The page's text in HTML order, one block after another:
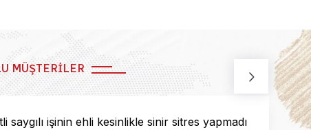
MÜŞTERILER
işinin ehli kesinlikle sinir sitres yapmadı